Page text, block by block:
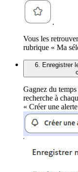
.
Vous les
rubrique « Ma
6. Enregistrer
Gagnez du
recherche à
« Créer une